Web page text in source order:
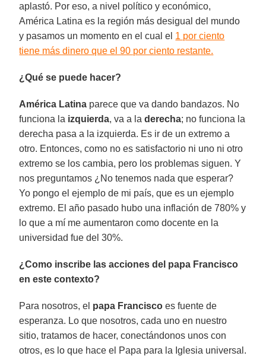
aplastó. Por eso, a nivel político y económico,
América Latina es la región más desigual del mundo
y pasamos un momento en el cual el 1 por ciento
tiene más dinero que el 90 por ciento restante.
¿Qué se puede hacer?
América Latina parece que va dando bandazos. No
funciona la izquierda, va a laderecha; no funciona la
derecha pasa a la izquierda. Es ir de un extremo a
otro. Entonces, como no es satisfactorio ni uno ni otro
extremo se los cambia, pero los problemas siguen. Y
nos preguntamos ¿No tenemos nada que esperar?
Yo pongo el ejemplo de mi país, que es un ejemplo
extremo. El año pasado hubo una inflación de 780% y
lo que a mí me aumentaron como docente en la
universidad fue del 30%.
¿Como inscribe las acciones del papa Francisco
en este contexto?
Para nosotros, el papa Francisco es fuente de
esperanza. Lo que nosotros, cada uno en nuestro
sitio, tratamos de hacer, conectándonos unos con
otros, es lo que hace el Papa para la Iglesia universal.